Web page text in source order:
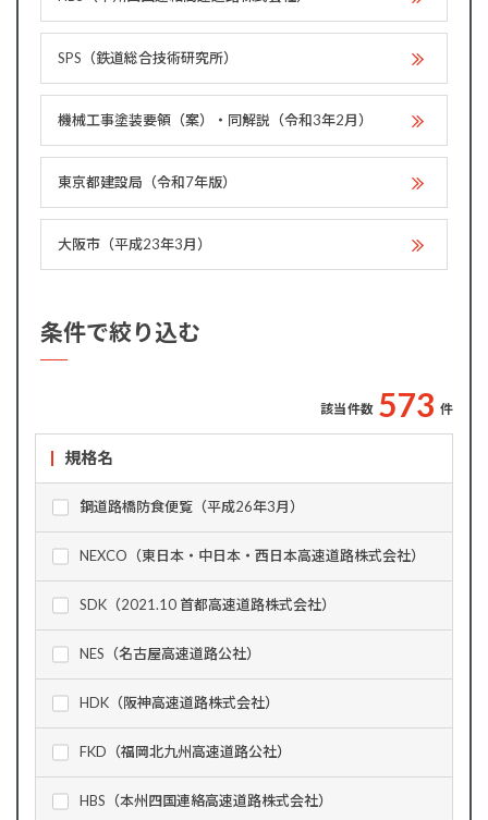
SPS（鉄道総合技術研究所）
機械工事塗装要領（案）・同解説（令和3年2月）
東京都建設局（令和7年版）
大阪市（平成23年3月）
条件で絞り込む
該当件数 573 件
規格名
鋼道路橋防食便覧（平成26年3月）
NEXCO（東日本・中日本・西日本高速道路株式会社）
SDK（2021.10 首都高速道路株式会社）
NES（名古屋高速道路公社）
HDK（阪神高速道路株式会社）
FKD（福岡北九州高速道路公社）
HBS（本州四国連絡高速道路株式会社）